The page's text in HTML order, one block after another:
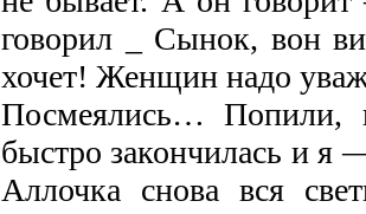
говорил _ Сынок, вон
хочет! Женщин надо
Посмеялись… Попили,
быстро закончилась и я
Аллочка снова вся